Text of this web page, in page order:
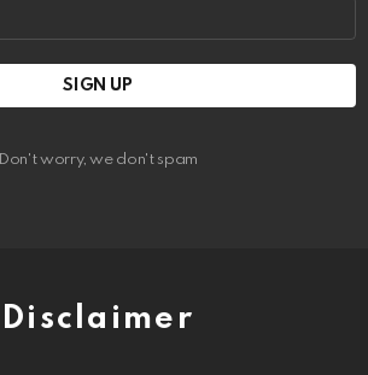
Don't worry, we don't spam
Disclaimer